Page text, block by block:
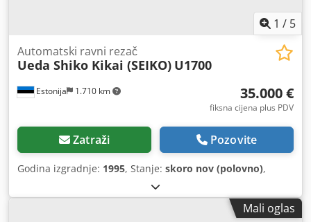
1 / 5
Estonija 1.710 km
Automatski ravni rezač
Ueda Shiko Kikai (SEIKO) U1700
35.000 €
fiksna cijena plus PDV
Zatraži Pozovite
Godina izgradnje: 1995, Stanje: skoro nov (polovno),
Mali oglas